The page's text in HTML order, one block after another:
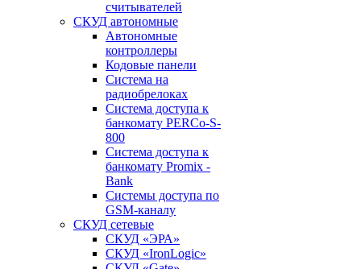
считывателей
СКУД автономные
Автономные
контроллеры
Кодовые панели
Система на
радиобрелоках
Система доступа к
банкомату PERCo-S-
800
Система доступа к
банкомату Promix -
Bank
Системы доступа по
GSM-каналу
СКУД сетевые
СКУД «ЭРА»
СКУД «IronLogic»